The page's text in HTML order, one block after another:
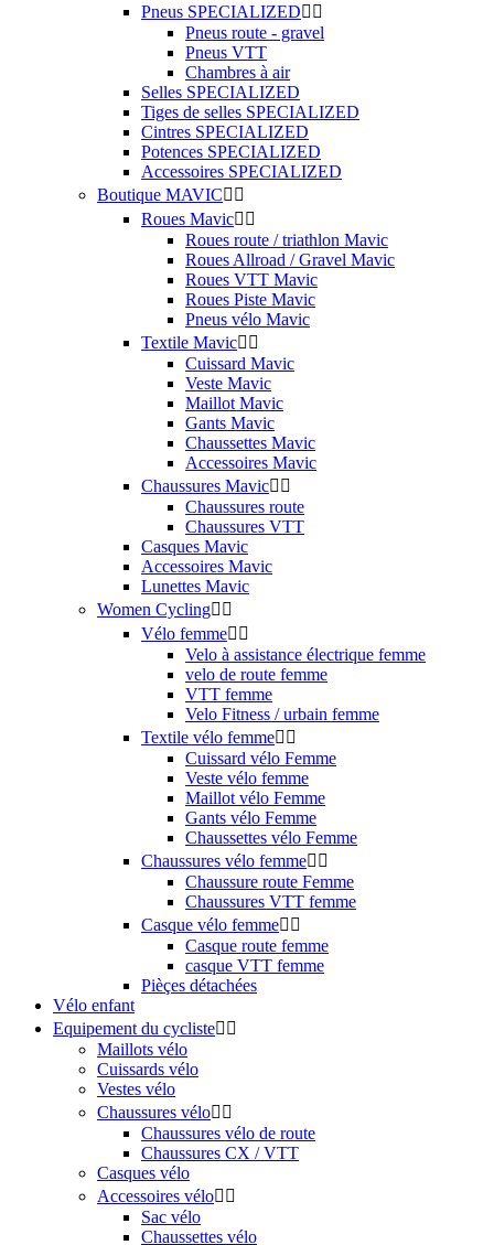
Pneus SPECIALIZED 
Pneus route - gravel
Pneus VTT
Chambres à air
Selles SPECIALIZED
Tiges de selles SPECIALIZED
Cintres SPECIALIZED
Potences SPECIALIZED
Accessoires SPECIALIZED
Boutique MAVIC 
Roues Mavic 
Roues route / triathlon Mavic
Roues Allroad / Gravel Mavic
Roues VTT Mavic
Roues Piste Mavic
Pneus vélo Mavic
Textile Mavic 
Cuissard Mavic
Veste Mavic
Maillot Mavic
Gants Mavic
Chaussettes Mavic
Accessoires Mavic
Chaussures Mavic 
Chaussures route
Chaussures VTT
Casques Mavic
Accessoires Mavic
Lunettes Mavic
Women Cycling 
Vélo femme 
Velo à assistance électrique femme
velo de route femme
VTT femme
Velo Fitness / urbain femme
Textile vélo femme 
Cuissard vélo Femme
Veste vélo femme
Maillot vélo Femme
Gants vélo Femme
Chaussettes vélo Femme
Chaussures vélo femme 
Chaussure route Femme
Chaussures VTT femme
Casque vélo femme 
Casque route femme
casque VTT femme
Pièçes détachées
Vélo enfant
Equipement du cycliste 
Maillots vélo
Cuissards vélo
Vestes vélo
Chaussures vélo 
Chaussures vélo de route
Chaussures CX / VTT
Casques vélo
Accessoires vélo 
Sac vélo
Chaussettes vélo